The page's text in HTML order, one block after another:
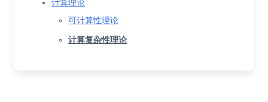
计算理论
可计算性理论
计算复杂性理论